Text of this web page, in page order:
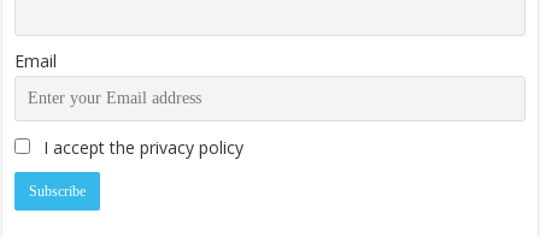
Email
I accept the privacy policy